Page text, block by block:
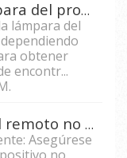
¿Cómo cambiar la lámpara del proyector?
lámpara del
obtener
encontr...
¿Qué hacer si el control remoto no funciona correctamente?
Asegúrese